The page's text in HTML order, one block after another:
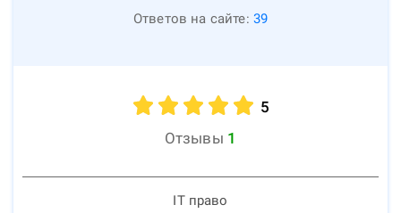
Ответов на сайте: 39
5
Отзывы 1
IT право